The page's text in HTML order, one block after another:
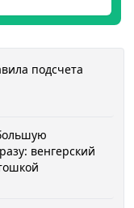
подсчета
венгерский